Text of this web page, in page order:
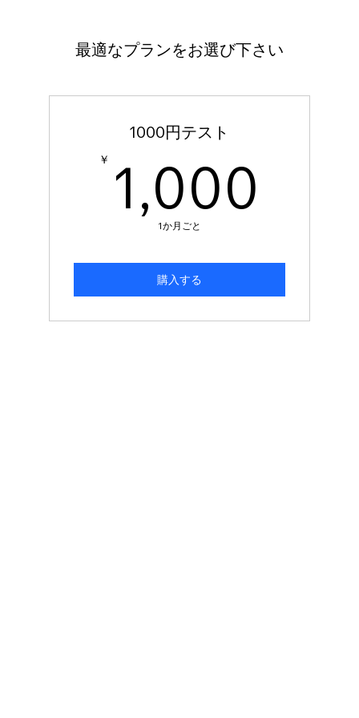
最適なプランをお選び下さい
1000円テスト
￥ 1,000
1か月ごと
購入する